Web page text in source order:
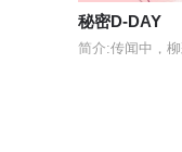
秘密D-DAY
简介:传闻中，